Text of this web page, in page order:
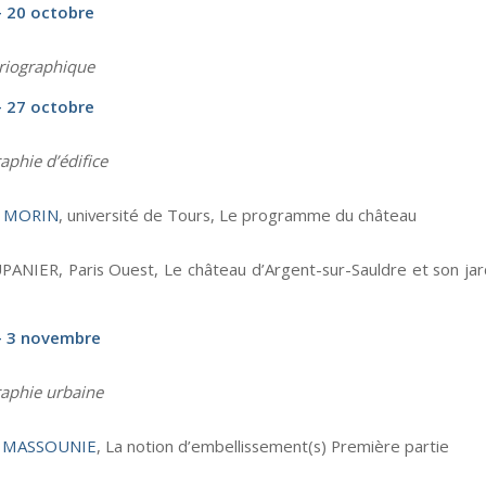
20 octobre
27 octobre
d’édifice
, université de Tours, Le programme du château
Paris Ouest, Le château d’Argent-sur-Sauldre et son
3 novembre
urbaine
, La notion d’embellissement(s) Première partie